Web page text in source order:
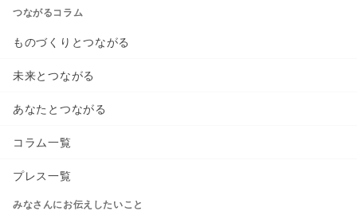
つながるコラム
ものづくりとつながる
未来とつながる
あなたとつながる
コラム一覧
プレス一覧
みなさんにお伝えしたいこと